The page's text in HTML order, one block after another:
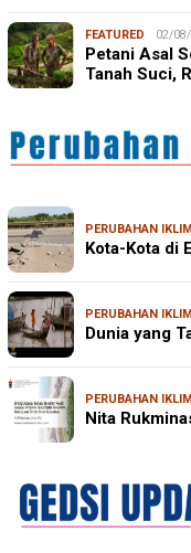
FEATURED 02/
Petani Asal
Tanah Suci,
PERUBAHAN IKLIM
Kota-Kota di
PERUBAHAN IKLIM
Dunia yang
PERUBAHAN IKLIM
Nita